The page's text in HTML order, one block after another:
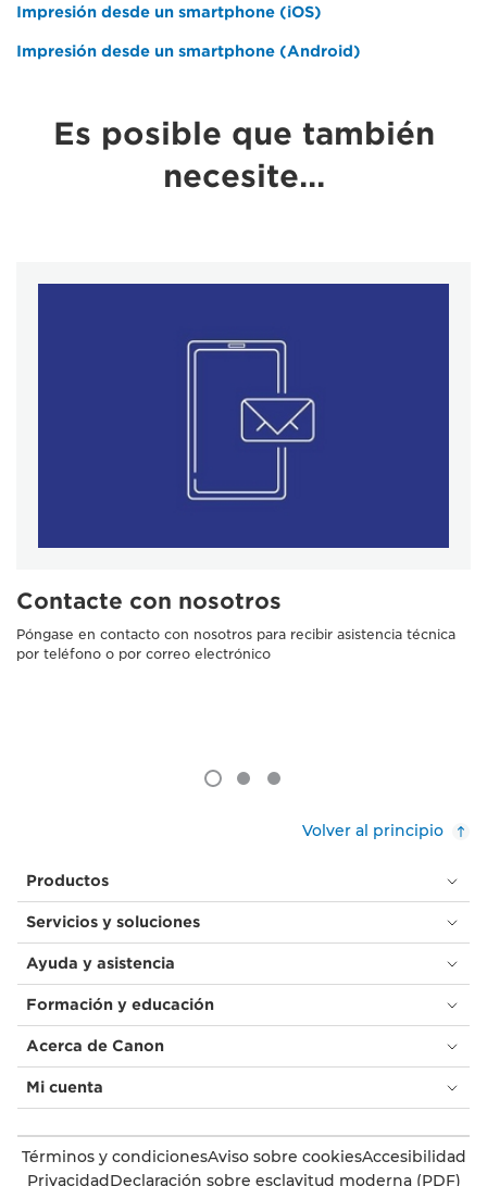
Impresión desde un smartphone (iOS)
Impresión desde un smartphone (Android)
Es posible que también
necesite…
Contacte con nosotros
Póngase en contacto con nosotros para recibir asistencia técnica
por teléfono o por correo electrónico
Volver al principio
Productos
Servicios y soluciones
Ayuda y asistencia
Formación y educación
Acerca de Canon
Mi cuenta
Términos y condicionesAviso sobre cookiesAccesibilidad
Privacidad Declaración sobre esclavitud moderna (PDF)